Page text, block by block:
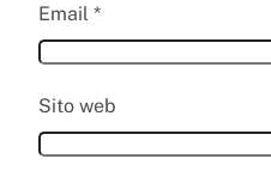
Email *
Sito web